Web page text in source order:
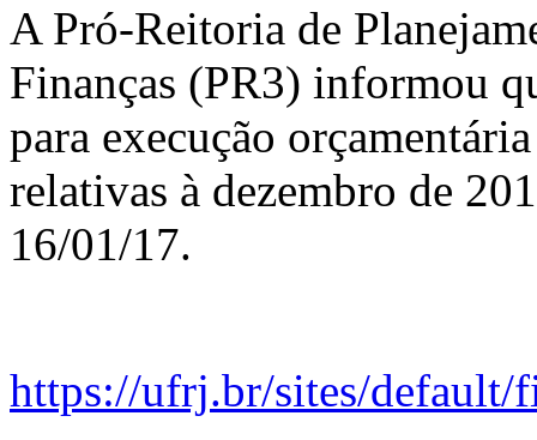
A Pró-Reitoria de
Finanças (PR3) informou
para execução
relativas à dezembro de
16/01/17.
https://ufrj.br/sites/default/